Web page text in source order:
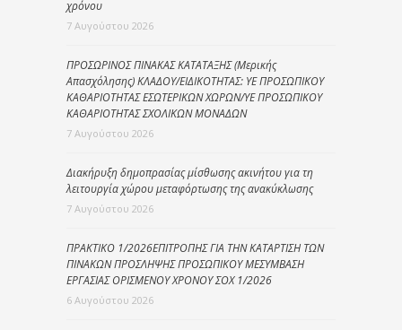
χρόνου
7 Αυγούστου 2026
ΠΡΟΣΩΡΙΝΟΣ ΠΙΝΑΚΑΣ ΚΑΤΑΤΑΞΗΣ (Μερικής
Απασχόλησης) ΚΛΑΔΟΥ/ΕΙΔΙΚΟΤΗΤΑΣ: ΥΕ ΠΡΟΣΩΠΙΚΟΥ
ΚΑΘΑΡΙΟΤΗΤΑΣ ΕΣΩΤΕΡΙΚΩΝ ΧΩΡΩΝ/ΥΕ ΠΡΟΣΩΠΙΚΟΥ
ΚΑΘΑΡΙΟΤΗΤΑΣ ΣΧΟΛΙΚΩΝ ΜΟΝΑΔΩΝ
7 Αυγούστου 2026
Διακήρυξη δημοπρασίας μίσθωσης ακινήτου για τη
λειτουργία χώρου μεταφόρτωσης της ανακύκλωσης
7 Αυγούστου 2026
ΠΡΑΚΤΙΚΟ 1/2026ΕΠΙΤΡΟΠΗΣ ΓΙΑ ΤΗΝ ΚΑΤΑΡΤΙΣΗ ΤΩΝ
ΠΙΝΑΚΩΝ ΠΡΟΣΛΗΨΗΣ ΠΡΟΣΩΠΙΚΟΥ ΜΕΣΥΜΒΑΣΗ
ΕΡΓΑΣΙΑΣ ΟΡΙΣΜΕΝΟΥ ΧΡΟΝΟΥ ΣΟΧ 1/2026
6 Αυγούστου 2026